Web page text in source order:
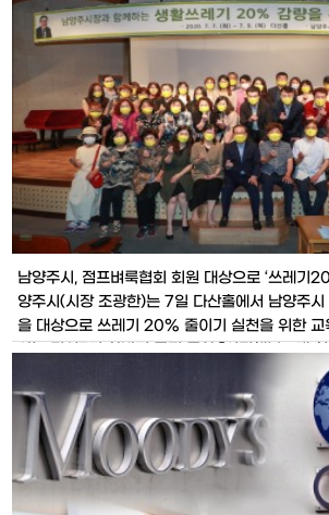
한 과제 내용을 공유하고, (사)한국환경교육협회
0% 절감 실천교육 순으로 진행됐다. 이날 조광
남양주시, 점프벼룩협회 회원 대상으로 ‘쓰레기
양주시(시장 조광한)는 7일 다산홀에서 남양주
을 대상으로 쓰레기 20% 줄이기 실천을 위한 교
사는 민선7기 하반기 중점 공약 『시민행복 3대
한 과제 내용을 공유하고, (사)한국환경교육협회
0% 절감 실천교육 순으로 진행됐다. 이날 조광